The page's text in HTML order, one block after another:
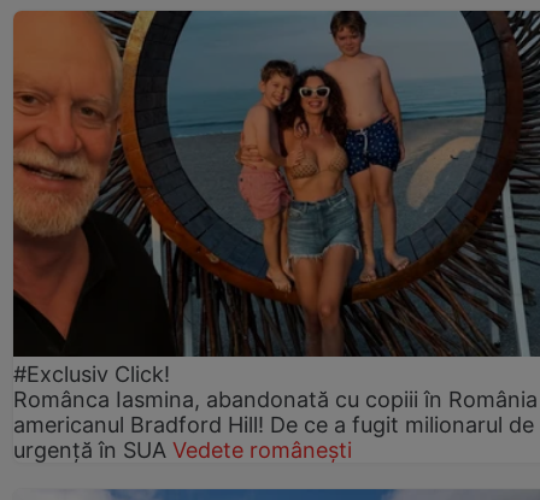
#Exclusiv Click!
Românca Iasmina, abandonată cu copiii în
americanul Bradford Hill! De ce a fugit milionarul de
urgență în SUA Vedete românești